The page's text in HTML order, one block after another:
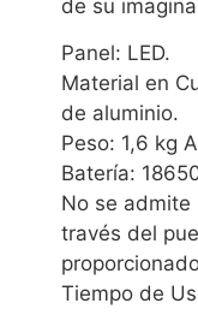
de su
Panel: LED.
Material en
de aluminio.
Peso: 1,6 kg
Batería:
No se admite
través del
Tiempo de